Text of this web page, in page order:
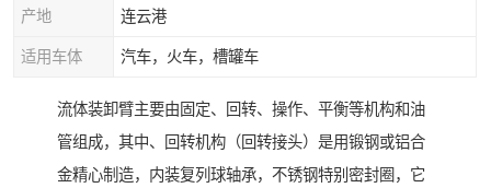
产地 连云港
适用车体 汽车，火车，槽罐车
流体装卸臂主要由固定、回转、操作、平衡等机构和油
管组成，其中、回转机构（回转接头）是用锻钢或铝合
金精心制造，内装复列球轴承，不锈钢特别密封圈，它